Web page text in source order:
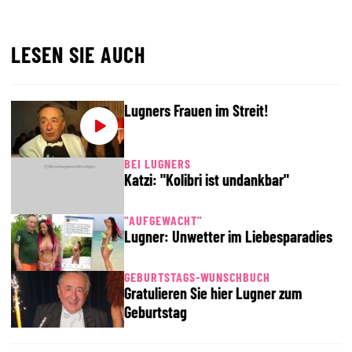
LESEN SIE AUCH
Lugners Frauen im Streit!
BEI LUGNERS
Katzi: "Kolibri ist undankbar"
"AUFGEWACHT"
Lugner: Unwetter im Liebesparadies
GEBURTSTAGS-WUNSCHBUCH
Gratulieren Sie hier Lugner zum
Geburtstag